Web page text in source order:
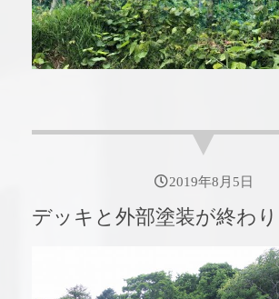
2019年8月5日
デッキと外部塗装が終わ